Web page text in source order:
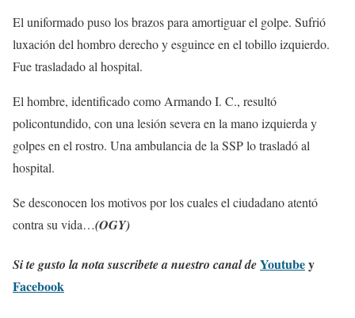
El uniformado puso los brazos para amortiguar el golpe. Sufrió
luxación del hombro derecho y esguince en el tobillo izquierdo.
Fue trasladado al hospital.
El hombre, identificado como Armando I. C., resultó
policontundido, con una lesión severa en la mano izquierda y
golpes en el rostro. Una ambulancia de la SSP lo trasladó al
hospital.
Se desconocen los motivos por los cuales el ciudadano atentó
contra su vida…(OGY)
Si te gusto la nota suscribete a nuestro canal deYoutubey
Facebook